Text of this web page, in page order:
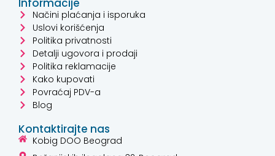
Informacije
Načini plaćanja i isporuka
Uslovi korišćenja
Politika privatnosti
Detalji ugovora i prodaji
Politika reklamacije
Kako kupovati
Povraćaj PDV-a
Blog
Kontaktirajte nas
Kobig DOO Beograd